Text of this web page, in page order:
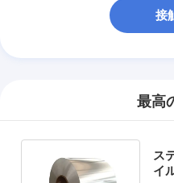
接
最高
ス
イ